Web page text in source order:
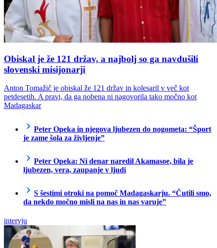
Obiskal je že 121 držav, a najbolj so ga navdušili
slovenski misijonarji
Anton Tomažič je obiskal že 121 držav in kolesaril v več kot
petdesetih. A pravi, da ga nobena ni nagovorila tako močno kot
Madagaskar
Peter Opeka in njegova ljubezen do nogometa: “Šport
je zame šola za življenje”
Peter Opeka: Ni denar naredil Akamasoe, bila je
ljubezen, vera, zaupanje v ljudi
S šestimi otroki na pomoč Madagaskarju. “Čutili smo,
da nekdo močno misli na nas in nas varuje”
intervju